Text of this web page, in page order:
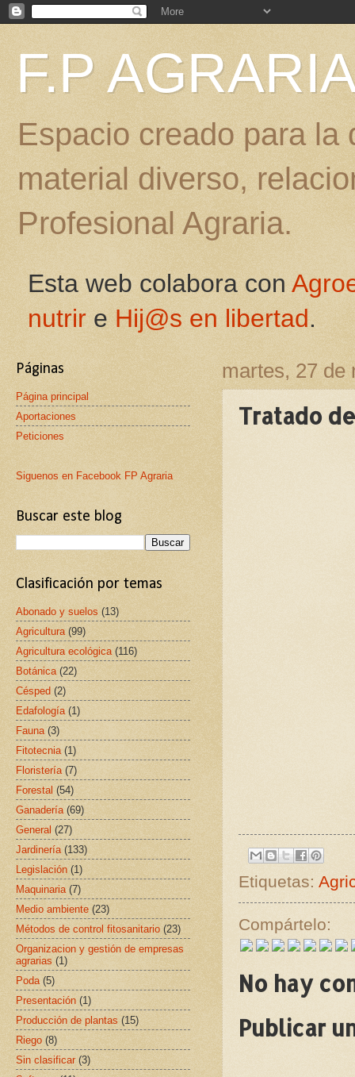
F.P
Espacio creado para
material diverso,
Profesional Agraria.
Esta web colabora con
nutrir e Hij@s en libertad.
martes, 27 de
Tratado
Etiquetas:
Compártelo:
No hay
Publicar
Páginas
Página principal
Aportaciones
Peticiones
Siguenos en Facebook FP Agraria
Buscar este blog
Clasificación por temas
Abonado y suelos (13)
Agricultura (99)
Agricultura ecológica (116)
Botánica (22)
Césped (2)
Edafología (1)
Fauna (3)
Fitotecnia (1)
Floristería (7)
Forestal (54)
Ganadería (69)
General (27)
Jardinería (133)
Legislación (1)
Maquinaria (7)
Medio ambiente (23)
Métodos de control fitosanitario (23)
Organizacion y gestión de empresas
agrarias (1)
Poda (5)
Presentación (1)
Producción de plantas (15)
Riego (8)
Sin clasificar (3)